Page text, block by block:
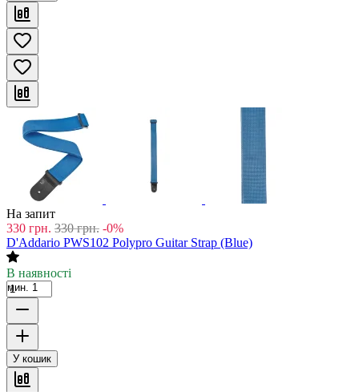
На запит
330 грн. 330 грн. -0%
D'Addario PWS102 Polypro Guitar Strap (Blue)
В наявності
мин. 1
У кошик